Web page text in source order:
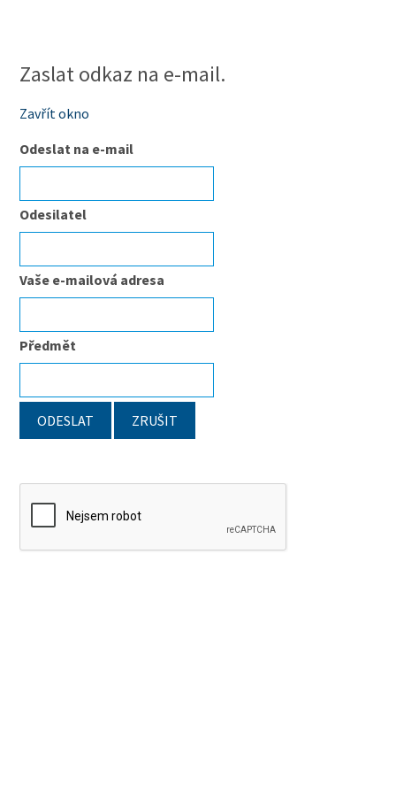
Zaslat odkaz na e-mail.
Zavřít okno
Odeslat na e-mail
Odesilatel
Vaše e-mailová adresa
Předmět
ODESLAT ZRUŠIT